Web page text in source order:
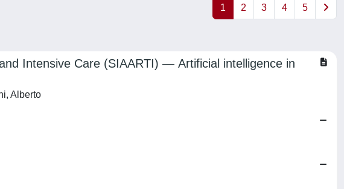
1 2 3 4 5
Intensive Care (SIAARTI) — Artificial intelligence in
Alberto